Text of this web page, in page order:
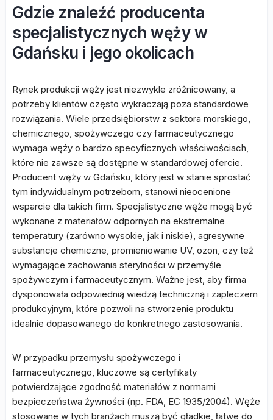
Gdzie znaleźć producenta
specjalistycznych węży w
Gdańsku i jego okolicach
Rynek produkcji węży jest niezwykle zróżnicowany, a
potrzeby klientów często wykraczają poza standardowe
rozwiązania. Wiele przedsiębiorstw z sektora morskiego,
chemicznego, spożywczego czy farmaceutycznego
wymaga węży o bardzo specyficznych właściwościach,
które nie zawsze są dostępne w standardowej ofercie.
Producent węży w Gdańsku, który jest w stanie sprostać
tym indywidualnym potrzebom, stanowi nieocenione
wsparcie dla takich firm. Specjalistyczne węże mogą być
wykonane z materiałów odpornych na ekstremalne
temperatury (zarówno wysokie, jak i niskie), agresywne
substancje chemiczne, promieniowanie UV, ozon, czy też
wymagające zachowania sterylności w przemyśle
spożywczym i farmaceutycznym. Ważne jest, aby firma
dysponowała odpowiednią wiedzą techniczną i zapleczem
produkcyjnym, które pozwoli na stworzenie produktu
idealnie dopasowanego do konkretnego zastosowania.
W przypadku przemysłu spożywczego i
farmaceutycznego, kluczowe są certyfikaty
potwierdzające zgodność materiałów z normami
bezpieczeństwa żywności (np. FDA, EC 1935/2004). Węże
stosowane w tych branżach muszą być gładkie, łatwe do